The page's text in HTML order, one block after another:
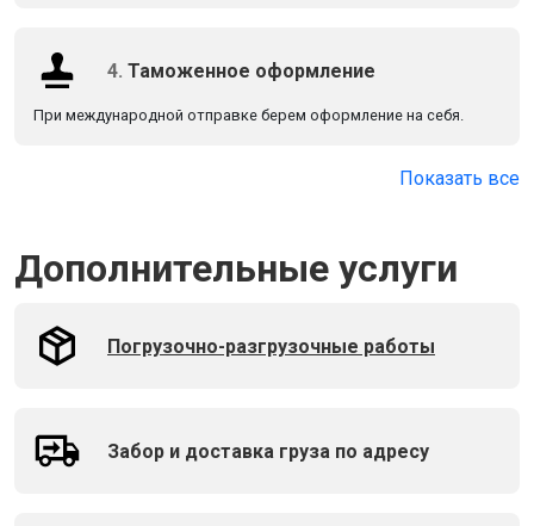
4. Таможенное оформление
При международной отправке берем оформление на себя.
Показать все
Дополнительные услуги
Погрузочно-разгрузочные работы
Забор и доставка груза по адресу